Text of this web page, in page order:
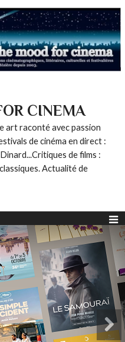
CINEMA
art raconté avec passion
de cinéma en direct :
de films :
Actualité de